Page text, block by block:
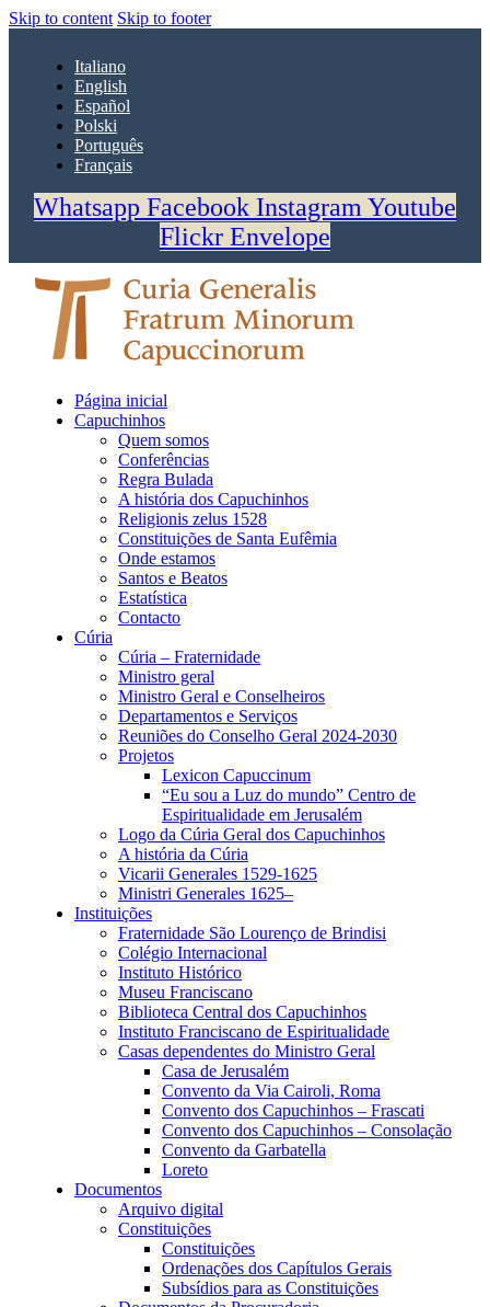
Skip to content Skip to footer
Italiano
English
Español
Polski
Português
Français
Whatsapp Facebook Instagram Youtube
Flickr Envelope
Página inicial
Capuchinhos
Quem somos
Conferências
Regra Bulada
A história dos Capuchinhos
Religionis zelus 1528
Constituições de Santa Eufêmia
Onde estamos
Santos e Beatos
Estatística
Contacto
Cúria
Cúria – Fraternidade
Ministro geral
Ministro Geral e Conselheiros
Departamentos e Serviços
Reuniões do Conselho Geral 2024-2030
Projetos
Lexicon Capuccinum
“Eu sou a Luz do mundo” Centro de
Espiritualidade em Jerusalém
Logo da Cúria Geral dos Capuchinhos
A história da Cúria
Vicarii Generales 1529-1625
Ministri Generales 1625–
Instituições
Fraternidade São Lourenço de Brindisi
Colégio Internacional
Instituto Histórico
Museu Franciscano
Biblioteca Central dos Capuchinhos
Instituto Franciscano de Espiritualidade
Casas dependentes do Ministro Geral
Casa de Jerusalém
Convento da Via Cairoli, Roma
Convento dos Capuchinhos – Frascati
Convento dos Capuchinhos – Consolação
Convento da Garbatella
Loreto
Documentos
Arquivo digital
Constituições
Constituições
Ordenações dos Capítulos Gerais
Subsídios para as Constituições